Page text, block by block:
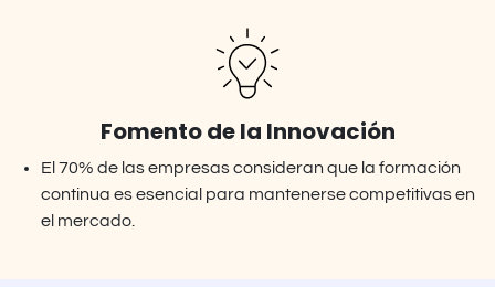
Fomento de la Innovación
El 70% de las empresas consideran que la formación
continua es esencial para mantenerse competitivas en
el mercado.